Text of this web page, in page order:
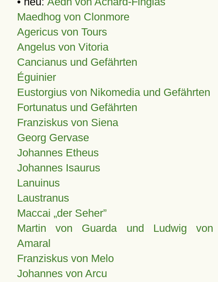
Maedhog von Clonmore
Agericus von Tours
Angelus von Vitoria
Cancianus und Gefährten
Éguinier
Eustorgius von Nikomedia und Gefährten
Fortunatus und Gefährten
Franziskus von Siena
Georg Gervase
Johannes Etheus
Johannes Isaurus
Lanuinus
Laustranus
Maccai „der Seher”
Martin von Guarda und Ludwig von
Amaral
Franziskus von Melo
Johannes von Arcu